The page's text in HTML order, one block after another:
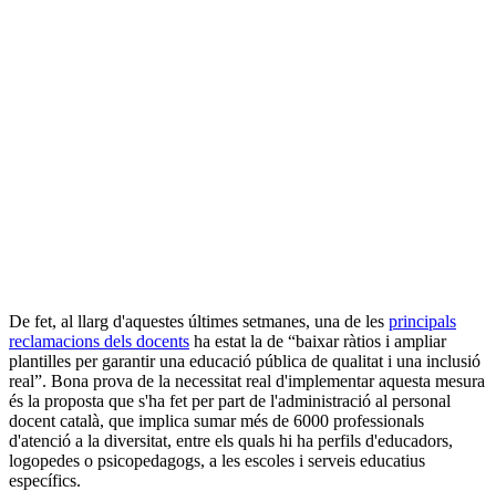
De fet, al llarg d'aquestes últimes setmanes, una de les principals
reclamacions dels docents ha estat la de “baixar ràtios i ampliar
plantilles per garantir una educació pública de qualitat i una inclusió
real”. Bona prova de la necessitat real d'implementar aquesta mesura
és la proposta que s'ha fet per part de l'administració al personal
docent català, que implica sumar més de 6000 professionals
d'atenció a la diversitat, entre els quals hi ha perfils d'educadors,
logopedes o psicopedagogs, a les escoles i serveis educatius
específics.